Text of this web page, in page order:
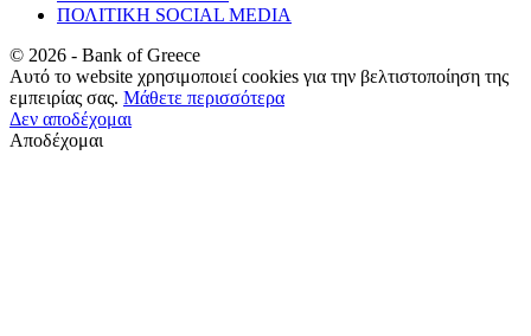
ΠΟΛΙΤΙΚΗ SOCIAL MEDIA
© 2026 - Bank of Greece
Αυτό το website χρησιμοποιεί cookies για την βελτιστοποίηση της
εμπειρίας σας. Μάθετε περισσότερα
Δεν αποδέχομαι
Αποδέχομαι